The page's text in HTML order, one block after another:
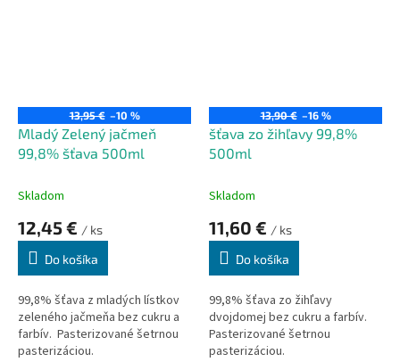
13,95 € –10 %
Mladý Zelený jačmeň
99,8% šťava 500ml
Skladom
12,45 € / ks
Do košíka
99,8% šťava z mladých lístkov
zeleného jačmeňa bez cukru a
farbív. Pasterizované šetrnou
pasterizáciou.
13,90 € –16 %
šťava zo žihľavy 99,8%
500ml
Skladom
11,60 € / ks
Do košíka
99,8% šťava zo žihľavy
dvojdomej bez cukru a farbív.
Pasterizované šetrnou
pasterizáciou.